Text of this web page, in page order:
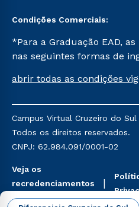
Condições Comerciais:
*Para a Graduação EAD,
nas seguintes formas de
Já para as demais, a taxa
mencionadas são
Religioso, Geografia para a
do Ensino de História:
abrir todas as condições
Campus Virtual Cruzeiro do
Todos os direitos reservados.
CNPJ: 62.984.091/0001-02
Veja os
recredenciamentos
aqui